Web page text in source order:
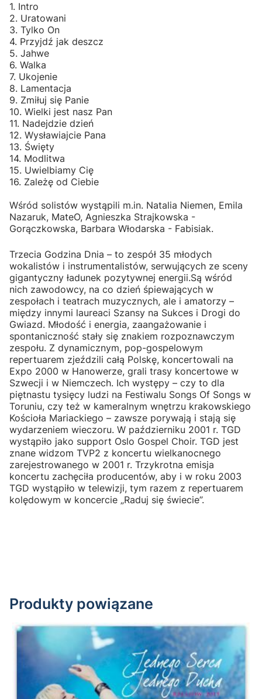
1. Intro
2. Uratowani
3. Tylko On
4. Przyjdź jak deszcz
5. Jahwe
6. Walka
7. Ukojenie
8. Lamentacja
9. Zmiłuj się Panie
10. Wielki jest nasz Pan
11. Nadejdzie dzień
12. Wysławiajcie Pana
13. Święty
14. Modlitwa
15. Uwielbiamy Cię
16. Zależę od Ciebie
Wśród solistów wystąpili m.in. Natalia Niemen, Emila
Nazaruk, MateO, Agnieszka Strajkowska -
Gorączkowska, Barbara Włodarska - Fabisiak.
Trzecia Godzina Dnia – to zespół 35 młodych
wokalistów i instrumentalistów, serwujących ze sceny
gigantyczny ładunek pozytywnej energii.Są wśród
nich zawodowcy, na co dzień śpiewających w
zespołach i teatrach muzycznych, ale i amatorzy –
między innymi laureaci Szansy na Sukces i Drogi do
Gwiazd. Młodość i energia, zaangażowanie i
spontaniczność stały się znakiem rozpoznawczym
zespołu. Z dynamicznym, pop-gospelowym
repertuarem zjeździli całą Polskę, koncertowali na
Expo 2000 w Hanowerze, grali trasy koncertowe w
Szwecji i w Niemczech. Ich występy – czy to dla
piętnastu tysięcy ludzi na Festiwalu Songs Of Songs w
Toruniu, czy też w kameralnym wnętrzu krakowskiego
Kościoła Mariackiego – zawsze porywają i stają się
wydarzeniem wieczoru. W październiku 2001 r. TGD
wystąpiło jako support Oslo Gospel Choir. TGD jest
znane widzom TVP2 z koncertu wielkanocnego
zarejestrowanego w 2001 r. Trzykrotna emisja
koncertu zachęciła producentów, aby i w roku 2003
TGD wystąpiło w telewizji, tym razem z repertuarem
kolędowym w koncercie „Raduj się świecie”.
Produkty powiązane